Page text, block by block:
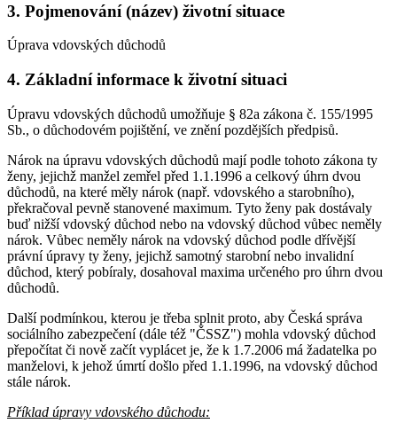
3. Pojmenování (název) životní situace
Úprava vdovských důchodů
4. Základní informace k životní situaci
Úpravu vdovských důchodů umožňuje § 82a zákona č. 155/1995
Sb., o důchodovém pojištění, ve znění pozdějších předpisů.
Nárok na úpravu vdovských důchodů mají podle tohoto zákona ty
ženy, jejichž manžel zemřel před 1.1.1996 a celkový úhrn dvou
důchodů, na které měly nárok (např. vdovského a starobního),
překračoval pevně stanovené maximum. Tyto ženy pak dostávaly
buď nižší vdovský důchod nebo na vdovský důchod vůbec neměly
nárok. Vůbec neměly nárok na vdovský důchod podle dřívější
právní úpravy ty ženy, jejichž samotný starobní nebo invalidní
důchod, který pobíraly, dosahoval maxima určeného pro úhrn dvou
důchodů.
Další podmínkou, kterou je třeba splnit proto, aby Česká správa
sociálního zabezpečení (dále též "ČSSZ") mohla vdovský důchod
přepočítat či nově začít vyplácet je, že k 1.7.2006 má žadatelka po
manželovi, k jehož úmrtí došlo před 1.1.1996, na vdovský důchod
stále nárok.
Příklad úpravy vdovského důchodu: